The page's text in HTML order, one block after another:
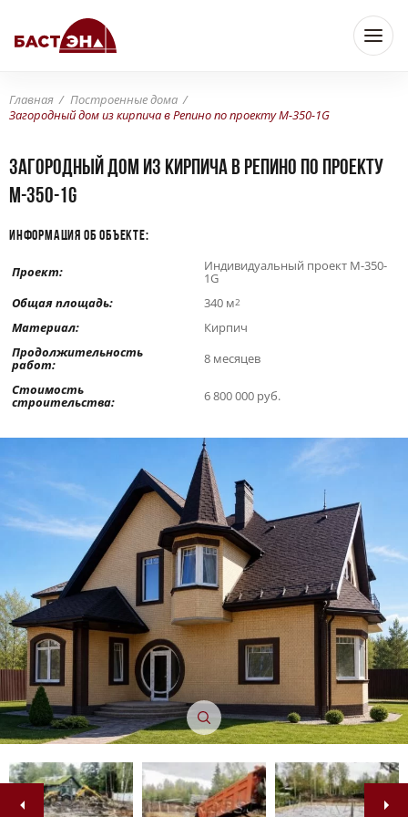
Главная
Построенные дома
Загородный дом из кирпича в Репино по проекту M-350-1G
Загородный дом из кирпича в Репино по проекту
M-350-1G
ИНФОРМАЦИЯ ОБ ОБЪЕКТЕ:
Проект: Индивидуальный проект M-350-
1G
Общая площадь:
340 м2
Материал:
Кирпич
Продолжительность
работ:
8 месяцев
Стоимость
строительства: 6 800 000 руб.